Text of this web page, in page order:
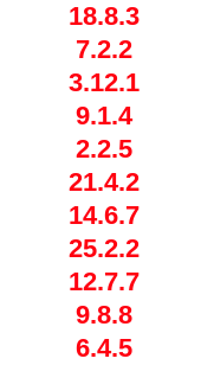
18.8.3
7.2.2
3.12.1
9.1.4
2.2.5
21.4.2
14.6.7
25.2.2
12.7.7
9.8.8
6.4.5